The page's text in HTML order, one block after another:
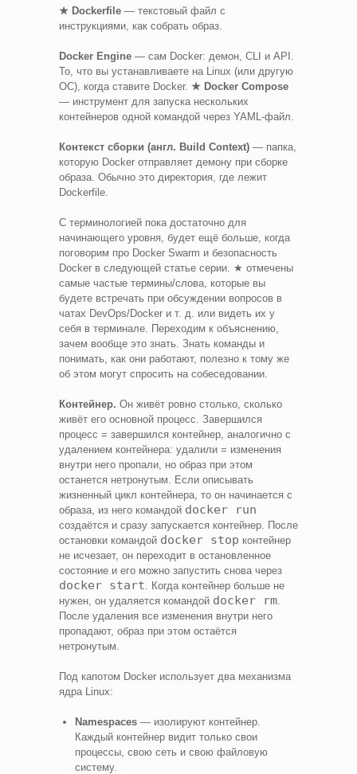
★ Dockerfile — текстовый файл с
инструкциями, как собрать образ.
Docker Engine — сам Docker: демон, CLI и API.
То, что вы устанавливаете на Linux (или другую
ОС), когда ставите Docker. ★ Docker Compose
— инструмент для запуска нескольких
контейнеров одной командой через YAML-файл.
Контекст сборки (англ. Build Context) — папка,
которую Docker отправляет демону при сборке
образа. Обычно это директория, где лежит
Dockerfile.
С терминологией пока достаточно для
начинающего уровня, будет ещё больше, когда
поговорим про Docker Swarm и безопасность
Docker в следующей статье серии. ★ отмечены
самые частые термины/слова, которые вы
будете встречать при обсуждении вопросов в
чатах DevOps/Docker и т. д. или видеть их у
себя в терминале. Переходим к объяснению,
зачем вообще это знать. Знать команды и
понимать, как они работают, полезно к тому же
об этом могут спросить на собеседовании.
Контейнер. Он живёт ровно столько, сколько
живёт его основной процесс. Завершился
процесс = завершился контейнер, аналогично с
удалением контейнера: удалили = изменения
внутри него пропали, но образ при этом
останется нетронутым. Если описывать
жизненный цикл контейнера, то он начинается с
образа, из него командой docker run
создаётся и сразу запускается контейнер. После
остановки командой docker stop контейнер
не исчезает, он переходит в остановленное
состояние и его можно запустить снова через
docker start . Когда контейнер больше не
нужен, он удаляется командой docker rm
После удаления все изменения внутри него
пропадают, образ при этом остаётся
нетронутым.
Под капотом Docker использует два механизма
ядра Linux:
Namespaces — изолируют контейнер.
Каждый контейнер видит только свои
процессы, свою сеть и свою файловую
систему.